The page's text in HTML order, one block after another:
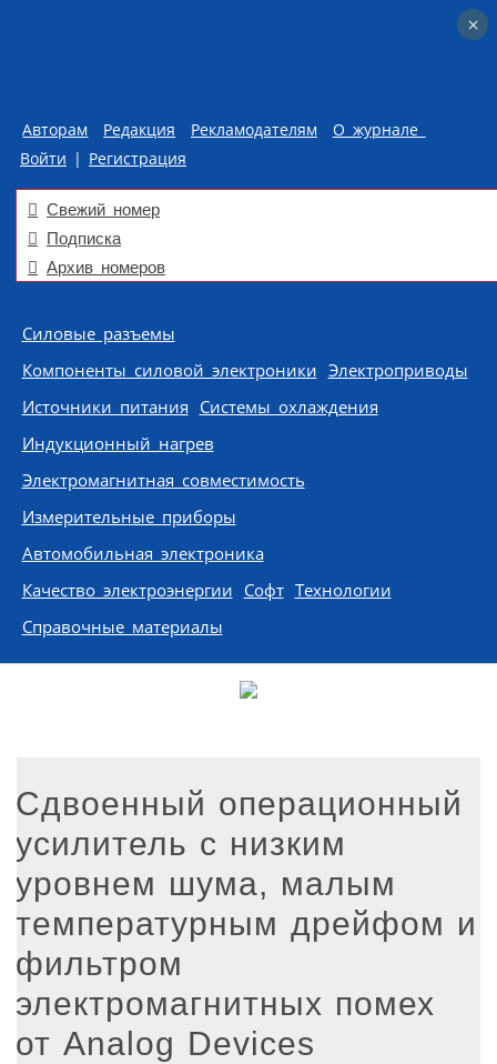
Авторам Редакция Рекламодателям
О журнале
Войти | Регистрация
Свежий номер
Подписка
Архив номеров
Skip to content
Силовые разъемы
Компоненты силовой электроники Электроприводы
Источники питания Системы охлаждения
Индукционный нагрев
Электромагнитная совместимость
Измерительные приборы
Автомобильная электроника
Качество электроэнергии Софт Технологии
Справочные материалы
Сдвоенный операционный
усилитель с низким
уровнем шума, малым
температурным дрейфом и
фильтром
электромагнитных помех
от Analog Devices
×
×